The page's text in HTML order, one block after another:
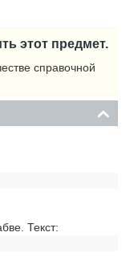
этот предмет.
справочной
Текст: